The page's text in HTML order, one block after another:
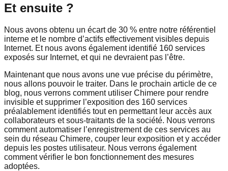
Et ensuite ?
Nous avons obtenu un écart de 30 % entre notre référentiel
interne et le nombre d’actifs effectivement visibles depuis
Internet. Et nous avons également identifié 160 services
exposés sur Internet, et qui ne devraient pas l’être.
Maintenant que nous avons une vue précise du périmètre,
nous allons pouvoir le traiter. Dans le prochain article de ce
blog, nous verrons comment utiliser Chimere pour rendre
invisible et supprimer l’exposition des 160 services
préalablement identifiés tout en permettant leur accès aux
collaborateurs et sous-traitants de la société. Nous verrons
comment automatiser l’enregistrement de ces services au
sein du réseau Chimere, couper leur exposition et y accéder
depuis les postes utilisateur. Nous verrons également
comment vérifier le bon fonctionnement des mesures
adoptées.